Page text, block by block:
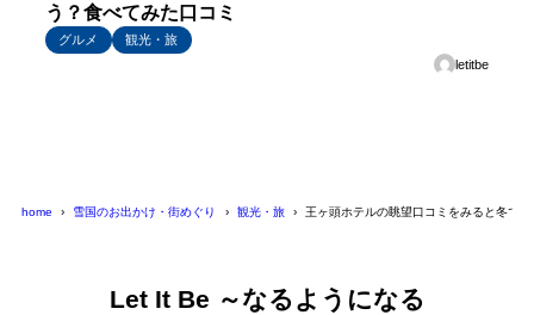
う？食べてみた口コミ
グルメ
観光・旅
letitbe
home 雪国のお出かけ・街めぐり 観光・旅 王ヶ頭ホテルの眺望口コミをみると冬で
Let It Be ～なるようになる